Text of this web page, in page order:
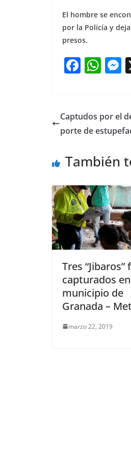
El hombre se
por la Policía y
presos.
F
e
b
o
k
W
s
A
p
e
n
Captudos por el
porte de
También
Tres “Jibaros”
capturados
municipio de
Granada –
marzo 22, 2019